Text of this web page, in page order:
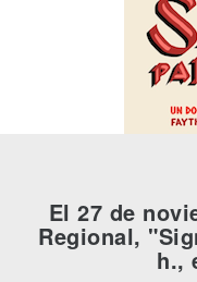
El 27 de
Regional,
h.,